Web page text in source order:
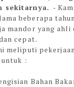
sekitarnya. -
beberapa
mandor yang ahli
cepat.
meliputi
:
Bahan